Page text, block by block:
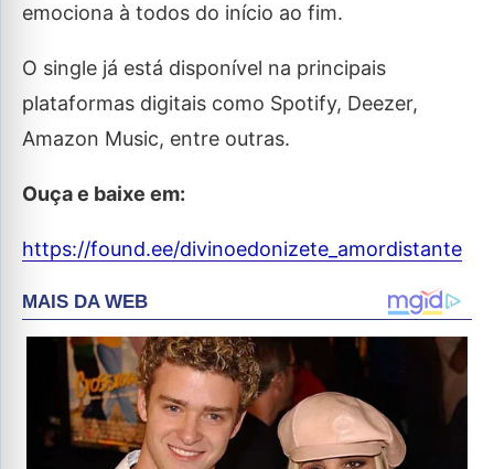
emociona à todos do início ao fim.
O single já está disponível na principais
plataformas digitais como Spotify, Deezer,
Amazon Music, entre outras.
Ouça e baixe em:
https://found.ee/divinoedonizete_amordistante